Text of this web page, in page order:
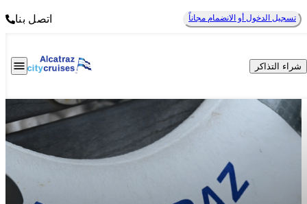
اتصل بنا تسجيل الدخول أو الانضمام مجاناً
شراء التذاكر